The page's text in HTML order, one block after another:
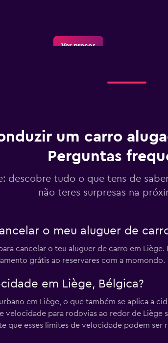
Ver preços
Ver preços
Ver preços
um carro
Perguntas
descobre tudo o que tens de
não teres surpresas na
o meu aluguer de
cancelar o teu aluguer de carro em
grátis ao reservares com a momondo.
em Liège, Bélgica?
em Liège, o que também se aplica a
velocidade para rodovias ao redor de Liège
que esses limites de velocidade podem ser